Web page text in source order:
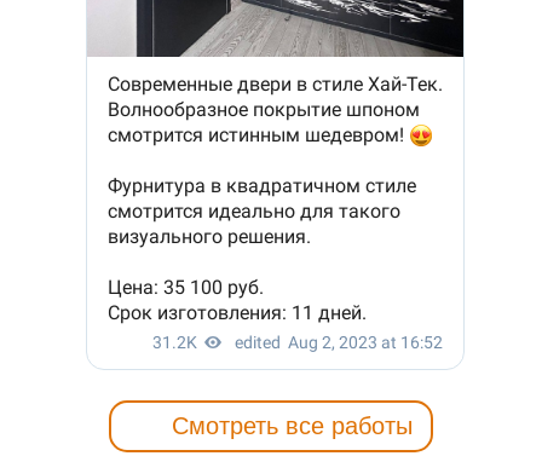
Смотреть все работы